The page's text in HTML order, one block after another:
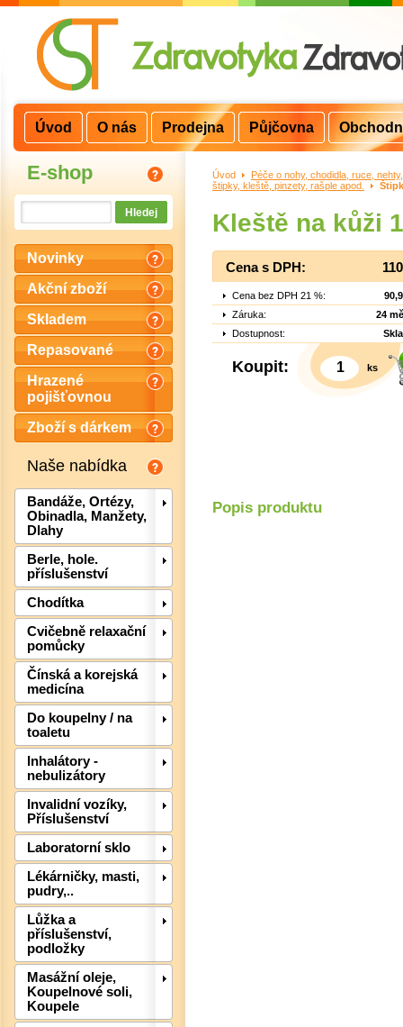
E-shop
Novinky
Akční zboží
Skladem
Repasované
Hrazené
pojišťovnou
Zboží s dárkem
Naše nabídka
Bandáže, Ortézy,
Obinadla, Manžety,
Dlahy
Berle, hole.
příslušenství
Chodítka
Cvičebně relaxační
pomůcky
Čínská a korejská
medicína
Do koupelny / na
toaletu
Inhalátory -
nebulizátory
Invalidní vozíky,
Příslušenství
Laboratorní sklo
Lékárničky, masti,
pudry,..
Lůžka a
příslušenství,
podložky
Masážní oleje,
Koupelnové soli,
Koupele
Úvod >
Péče o nohy, chodidla, ruce,
štipky, kleště, pinzety, rašple apod.
>
Kleště na kůži
Cena s DPH:
Cena bez DPH 21 %:
Záruka:
24
Dostupnost:
Koupit: ks
Popis produktu
Úvod O nás Prodejna Půjčovna